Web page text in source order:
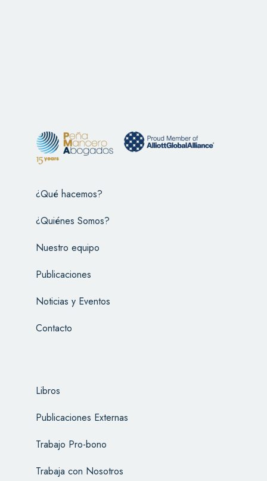
¿Qué hacemos?
¿Quiénes Somos?
Nuestro equipo
Publicaciones
Noticias y Eventos
Contacto
Libros
Publicaciones Externas
Trabajo Pro-bono
Trabaja con Nosotros